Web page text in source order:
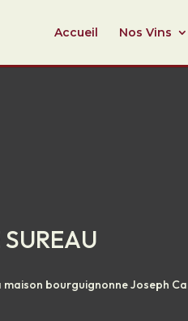
Accueil Nos Vins
maison bourguignonne Joseph